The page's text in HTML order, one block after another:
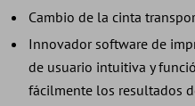
Cambio de la cinta
Innovador software de
de usuario intuitiva y
fácilmente los resultados